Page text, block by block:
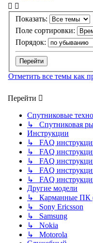
Показать:
Поле сортировки:
Порядок:
Отметить все темы как
Перейти
Спутниковые
↳ Спутниковая
Инструкции
↳ FAQ
↳ FAQ
↳ FAQ
↳ FAQ
↳ FAQ
Другие модели
↳ Карманные ПК
↳ Sony Ericsson
↳ Samsung
↳ Nokia
↳ Motorola